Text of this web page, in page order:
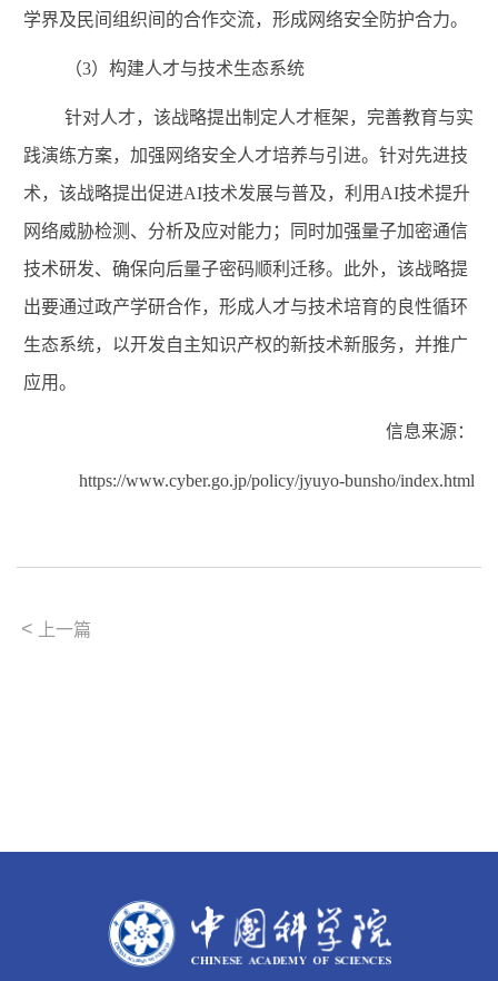
学界及民间组织间的合作交流，形成网络安全防护合力。
（3）构建人才与技术生态系统
针对人才，该战略提出制定人才框架，完善教育与实
践演练方案，加强网络安全人才培养与引进。针对先进技
术，该战略提出促进AI技术发展与普及，利用 AI技术提升
网络威胁检测、分析及应对能力；同时加强量子加密通信
技术研发、确保向后量子密码顺利迁移。此外，该战略提
出要通过政产学研合作，形成人才与技术培育的良性循环
生态系统，以开发自主知识产权的新技术新服务，并推广
应用。
信息来源：
https://www.cyber.go.jp/policy/jyuyo-bunsho/index.html
< 上一篇